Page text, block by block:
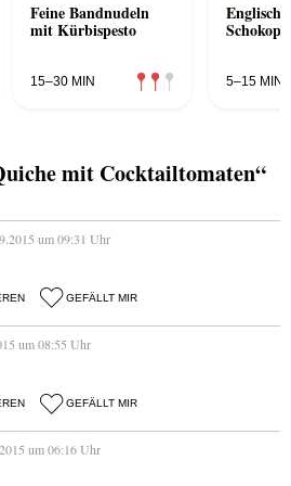
Feine Bandnudeln
mit Kürbispesto
15–30 MIN 5–15 MIN
mit Cocktailtomaten“
um 09:31 Uhr
GEFÄLLT MIR
um 08:55 Uhr
GEFÄLLT MIR
um 06:16 Uhr